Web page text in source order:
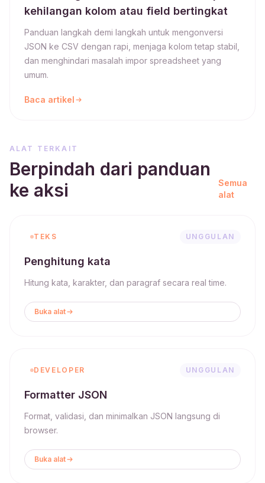
kehilangan kolom atau field bertingkat
Panduan langkah demi langkah untuk mengonversi
JSON ke CSV dengan rapi, menjaga kolom tetap stabil,
dan menghindari masalah impor spreadsheet yang
umum.
Baca artikel
ALAT TERKAIT
Berpindah dari panduan
ke aksi
Semua
alat
TEKS UNGGULAN
Penghitung kata
Hitung kata, karakter, dan paragraf secara real time.
Buka alat
DEVELOPER UNGGULAN
Formatter JSON
Format, validasi, dan minimalkan JSON langsung di
browser.
Buka alat